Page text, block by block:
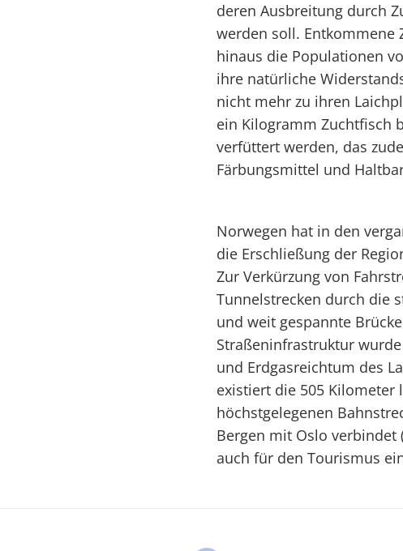
deren Ausbreitung durch
werden soll. Entkommene
hinaus die Populationen
ihre natürliche
nicht mehr zu ihren
ein Kilogramm Zuchtfisch
verfüttert werden, das
Färbungsmittel und
Norwegen hat in den
die Erschließung der
Zur Verkürzung von
Tunnelstrecken durch die
und weit gespannte
Straßeninfrastruktur
und Erdgasreichtum des
existiert die 505 Kilometer
höchstgelegenen
Bergen mit Oslo verbindet
auch für den Tourismus